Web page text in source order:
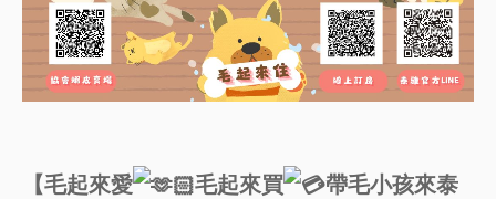
【毛起來愛 毛起來買
帶毛小孩來泰